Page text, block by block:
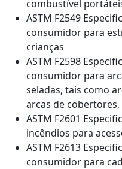
combustível
ASTM F2549
consumidor para
crianças
ASTM F2598
consumidor para
seladas, tais como
arcas de cobertores,
ASTM F2601
incêndios para
ASTM F2613
consumidor para